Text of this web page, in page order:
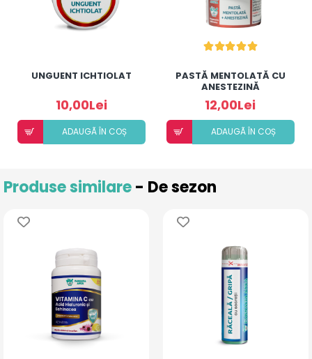
UNGUENT ICHTIOLAT
10,00Lei
ADAUGÃ ÎN COȘ
PASTĂ MENTOLATĂ CU
ANESTEZINĂ
12,00Lei
ADAUGÃ ÎN COȘ
Produse similare- De sezon